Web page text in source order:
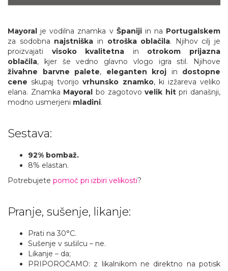
Mayoral je vodilna znamka v Španijiin na Portugalskem
za sodobna najstniška in otroška oblačila. Njihov cilj je
proizvajati visoko kvalitetna in otrokom prijazna
oblačila, kjer še vedno glavno vlogo igra stil. Njihove
živahne
barvne palete, eleganten kroj in dostopne
cene skupaj tvorijovrhunsko znamko, ki izžareva veliko
elana. Znamka Mayoral bo zagotovovelik hitpri današnji,
modno usmerjeni mladini.
Sestava:
92% bombaž.
8% elastan.
Potrebujete pomoč pri izbiri velikosti?
Pranje, sušenje, likanje:
Prati na 30°C.
Sušenje v sušilcu – ne.
Likanje – da;
PRIPOROČAMO: z likalnikom ne direktno na potisk